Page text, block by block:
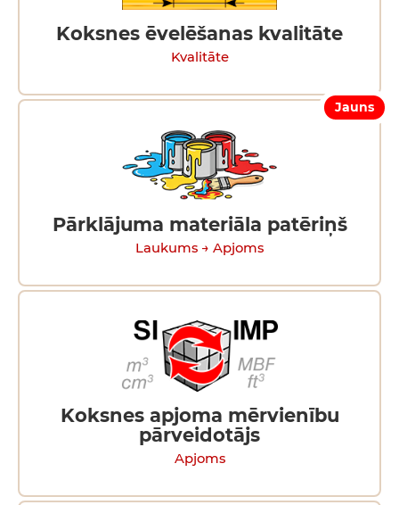
Koksnes ēvelēšanas kvalitāte
Kvalitāte
Jauns
Pārklājuma materiāla patēriņš
Laukums → Apjoms
Koksnes apjoma mērvienību
pārveidotājs
Apjoms